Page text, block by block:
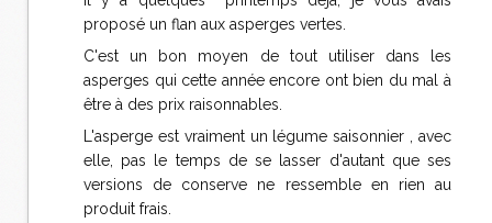
proposé un flan aux asperges vertes.
C'est un bon moyen de tout utiliser dans les
asperges qui cette année encore ont bien du mal à
être à des prix raisonnables.
L'asperge est vraiment un légume saisonnier , avec
elle, pas le temps de se lasser d'autant que ses
versions de conserve ne ressemble en rien au
produit frais.